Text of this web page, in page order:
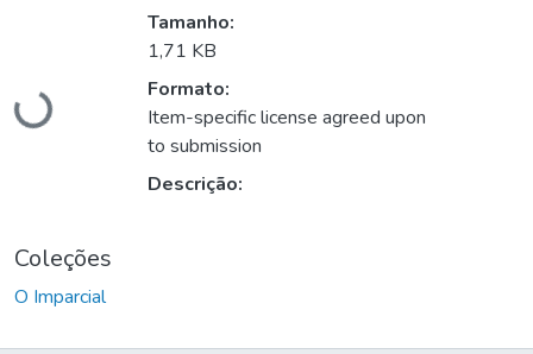
Carregando...
Tamanho:
1,71 KB
Formato:
Item-specific license agreed upon
to submission
Descrição:
Coleções
O Imparcial